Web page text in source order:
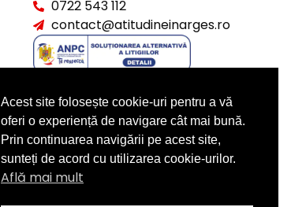
0722 543 112
contact@atitudineinarges.ro
Acest site folosește cookie-uri pentru a vă
oferi o experiență de navigare cât mai bună.
Prin continuarea navigării pe acest site,
sunteți de acord cu utilizarea cookie-urilor.
Află mai mult